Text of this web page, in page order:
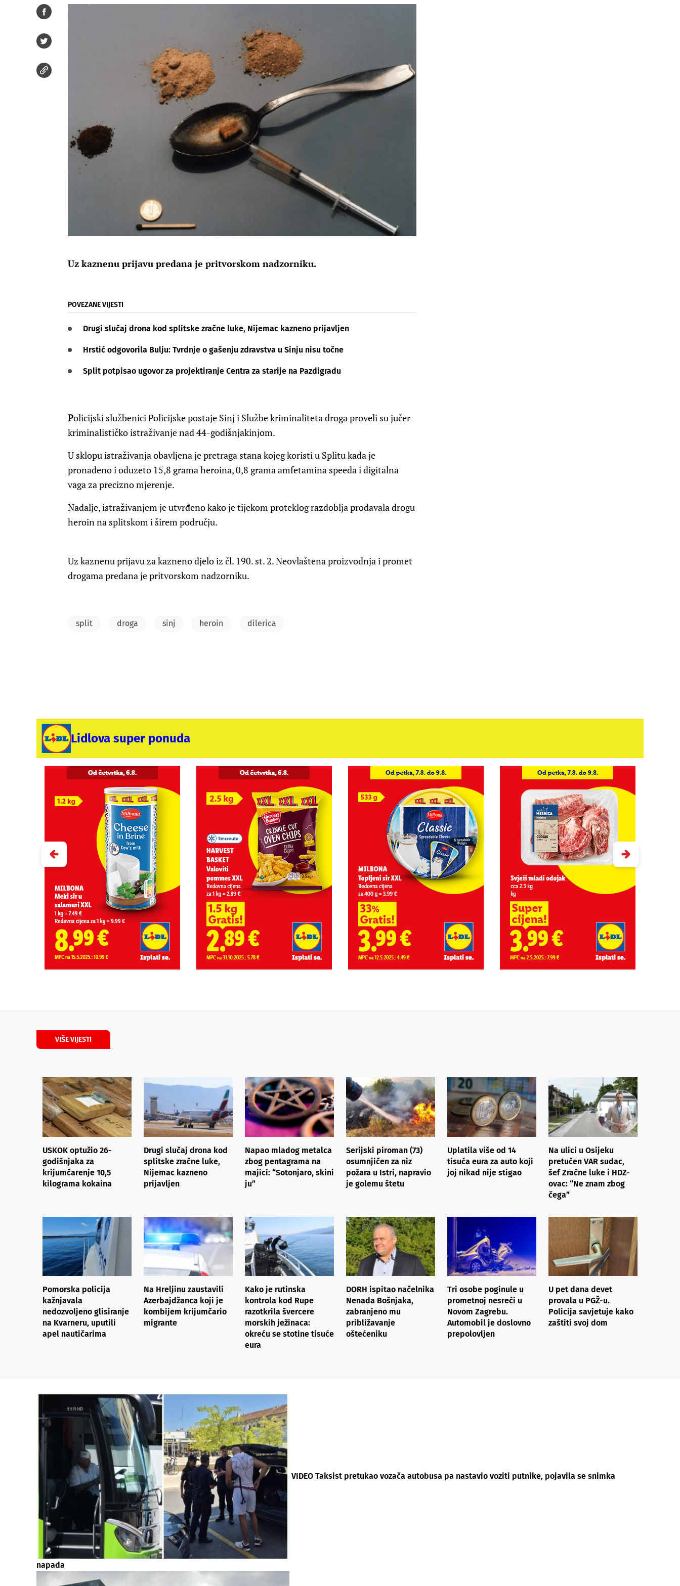
Uz kaznenu prijavu predana je pritvorskom nadzorniku.
POVEZANE VIJESTI
Drugi slučaj drona kod splitske zračne luke, Nijemac kazneno prijavljen
Hrstić odgovorila Bulju: Tvrdnje o gašenju zdravstva u Sinju nisu točne
Split potpisao ugovor za projektiranje Centra za starije na Pazdigradu
Policijski službenici Policijske postaje Sinj i Službe kriminaliteta droga proveli su jučer
kriminalističko istraživanje nad 44-godišnjakinjom.
U sklopu istraživanja obavljena je pretraga stana kojeg koristi u Splitu kada je
pronađeno i oduzeto 15,8 grama heroina, 0,8 grama amfetamina speeda i digitalna
vaga za precizno mjerenje.
Nadalje, istraživanjem je utvrđeno kako je tijekom proteklog razdoblja prodavala drogu
heroin na splitskom i širem području.
Uz kaznenu prijavu za kazneno djelo iz čl. 190. st. 2. Neovlaštena proizvodnja i promet
drogama predana je pritvorskom nadzorniku.
split droga sinj heroin dilerica
Lidlova super ponuda
VIŠE VIJESTI
USKOK optužio 26-
godišnjaka za
krijumčarenje 10,5
kilograma kokaina
Drugi slučaj drona kod
splitske zračne luke,
Nijemac kazneno
prijavljen
Napao mladog metalca
zbog pentagrama na
majici: “Sotonjaro, skini
ju”
Serijski piroman (73)
osumnjičen za niz
požara u Istri, napravio
je golemu štetu
Uplatila više od 14
tisuća eura za auto koji
joj nikad nije stigao
Na ulici u Osijeku
pretučen VAR sudac,
šef Zračne luke i HDZ-
ovac: “Ne znam zbog
čega”
Pomorska policija
kažnjavala
nedozvoljeno glisiranje
na Kvarneru, uputili
apel nautičarima
Na Hreljinu zaustavili
Azerbajdžanca koji je
kombijem krijumčario
migrante
Kako je rutinska
kontrola kod Rupe
razotkrila švercere
morskih ježinaca:
okreću se stotine tisuće
eura
DORH ispitao načelnika
Nenada Bošnjaka,
zabranjeno mu
približavanje
oštećeniku
Tri osobe poginule u
prometnoj nesreći u
Novom Zagrebu.
Automobil je doslovno
prepolovljen
U pet dana devet
provala u PGŽ-u.
Policija savjetuje kako
zaštiti svoj dom
VIDEO Taksist pretukao vozača autobusa pa nastavio voziti putnike, pojavila se snimka
napada